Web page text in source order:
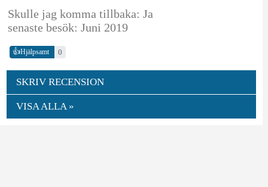
Skulle jag komma tillbaka: Ja
senaste besök: Juni 2019
👍Hjälpsamt 0
SKRIV RECENSION
VISA ALLA »